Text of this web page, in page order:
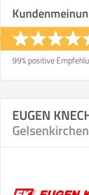
99% positive
EUGEN
Gelsenkirchen